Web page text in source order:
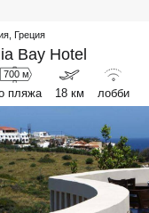
, Греция
Bay Hotel
700 м
пляжа 18 км лобби